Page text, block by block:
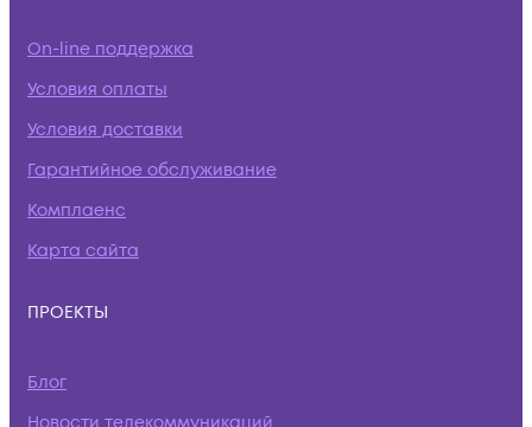
On-line поддержка
Условия оплаты
Условия доставки
Гарантийное обслуживание
Комплаенс
Карта сайта
ПРОЕКТЫ
Блог